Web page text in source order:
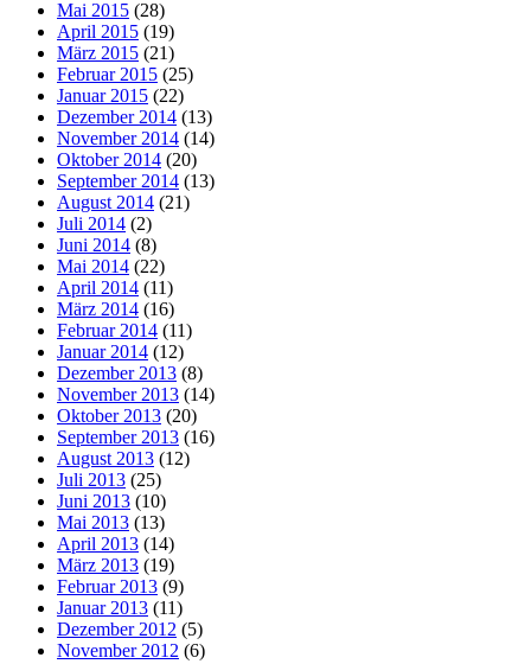
Mai 2015 (28)
April 2015 (19)
März 2015 (21)
Februar 2015 (25)
Januar 2015 (22)
Dezember 2014 (13)
November 2014 (14)
Oktober 2014 (20)
September 2014 (13)
August 2014 (21)
Juli 2014 (2)
Juni 2014 (8)
Mai 2014 (22)
April 2014 (11)
März 2014 (16)
Februar 2014 (11)
Januar 2014 (12)
Dezember 2013 (8)
November 2013 (14)
Oktober 2013 (20)
September 2013 (16)
August 2013 (12)
Juli 2013 (25)
Juni 2013 (10)
Mai 2013 (13)
April 2013 (14)
März 2013 (19)
Februar 2013 (9)
Januar 2013 (11)
Dezember 2012 (5)
November 2012 (6)